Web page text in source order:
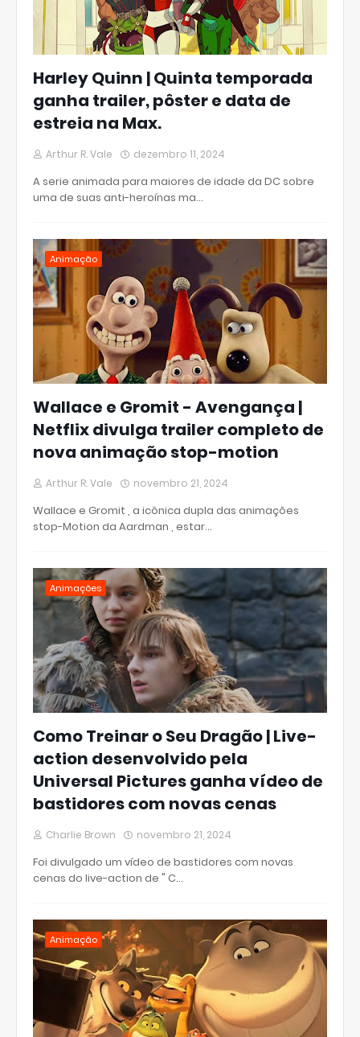
Harley Quinn | Quinta temporada
ganha trailer, pôster e data de
estreia na Max.
Arthur R. Vale dezembro 11, 2024
A serie animada para maiores de idade da DC sobre
uma de suas anti-heroínas ma…
Animação
Wallace e Gromit - Avengança |
Netflix divulga trailer completo de
nova animação stop-motion
Arthur R. Vale novembro 21, 2024
Wallace e Gromit , a icônica dupla das animações
stop-Motion da Aardman , estar…
Animações
Como Treinar o Seu Dragão | Live-
action desenvolvido pela
Universal Pictures ganha vídeo de
bastidores com novas cenas
Charlie Brown novembro 21, 2024
Foi divulgado um vídeo de bastidores com novas
cenas do live-action de " C…
Animação